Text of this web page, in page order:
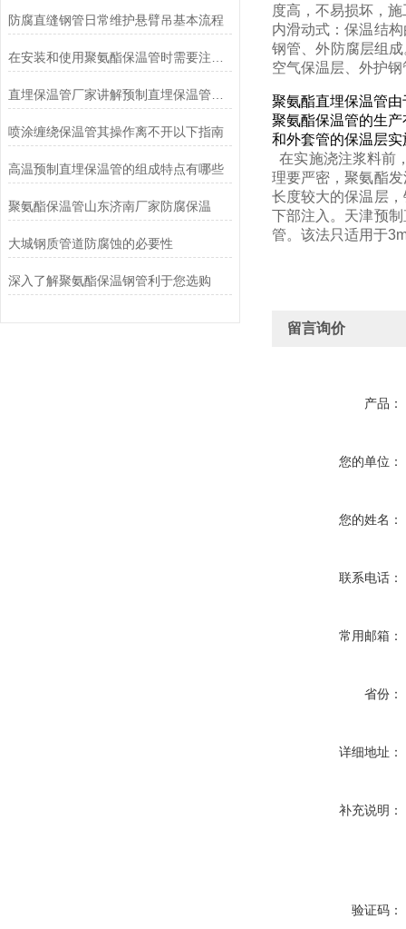
防腐直缝钢管日常维护悬臂吊基本流程
喷涂缠绕保温管其操作离不开以下指南
高温预制直埋保温管的组成特点有哪些
聚氨酯保温管山东济南厂家防腐保温
大城钢质管道防腐蚀的必要性
深入了解聚氨酯保温钢管利于您选购
度高，不易损坏，
内滑动式：保温结
钢管、外防腐层组
空气保温层、外护
聚氨酯直埋保温管
聚氨酯保温管的生
和外套管的保温层
在实施浇注浆料前
理要严密，聚氨酯
长度较大的保温层
下部注入。天津预
管。该法只适用于
留言询价
产品：
您的单位：
您的姓名：
联系电话：
常用邮箱：
省份：
详细地址：
补充说明：
验证码：